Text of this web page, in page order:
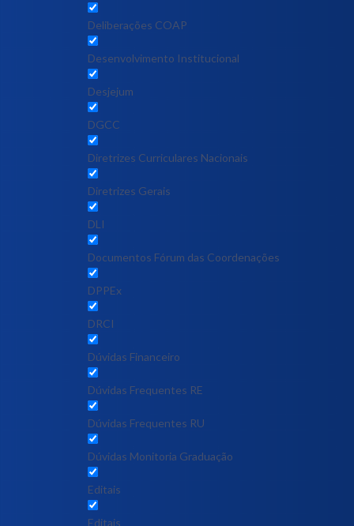
Deliberações COAP
Desenvolvimento Institucional
Desjejum
DGCC
Diretrizes Curriculares Nacionais
Diretrizes Gerais
DLI
Documentos Fórum das Coordenações
DPPEx
DRCI
Dúvidas Financeiro
Dúvidas Frequentes RE
Dúvidas Frequentes RU
Dúvidas Monitoria Graduação
Editais
Editais